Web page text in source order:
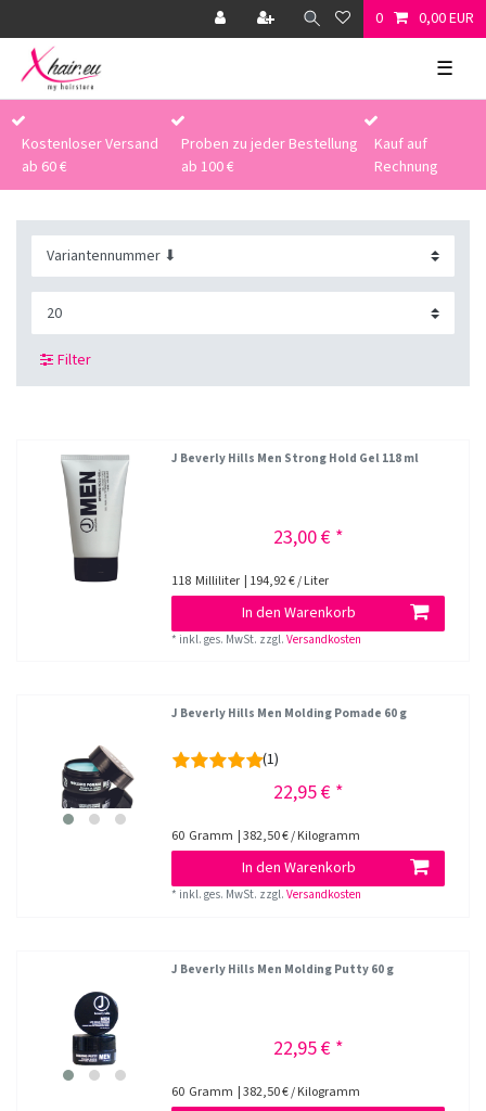
0 0,00 EUR
☰
Kostenloser Versand
ab 60 €
Proben zu jeder Bestellung
ab 100 €
Kauf auf
Rechnung
Filter
J Beverly Hills Men Strong Hold Gel 118 ml
23,00 € *
118 Milliliter | 194,92 € / Liter
In den Warenkorb
* inkl. ges. MwSt. zzgl.Versandkosten
J Beverly Hills Men Molding Pomade 60 g
(1)
22,95 € *
60 Gramm | 382,50 € / Kilogramm
In den Warenkorb
* inkl. ges. MwSt. zzgl.Versandkosten
J Beverly Hills Men Molding Putty 60 g
22,95 € *
60 Gramm | 382,50 € / Kilogramm